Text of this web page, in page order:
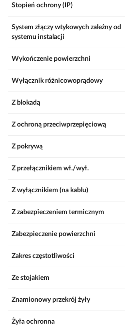
Stopień ochrony (IP)
System złączy wtykowych zależny od
systemu instalacji
Wykończenie powierzchni
Wyłącznik różnicowoprądowy
Z blokadą
Z ochroną przeciwprzepięciową
Z pokrywą
Z przełącznikiem wł./wył.
Z wyłącznikiem (na kablu)
Z zabezpieczeniem termicznym
Zabezpieczenie powierzchni
Zakres częstotliwości
Ze stojakiem
Znamionowy przekrój żyły
Żyła ochronna